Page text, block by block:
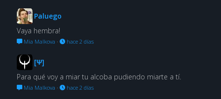
Paluego
Vaya hembra!
Mia Malkova · hace 2 días
[Ψ]
Para qué voy a miar tu alcoba pudiendo miarte a tí.
Mia Malkova · hace 2 días